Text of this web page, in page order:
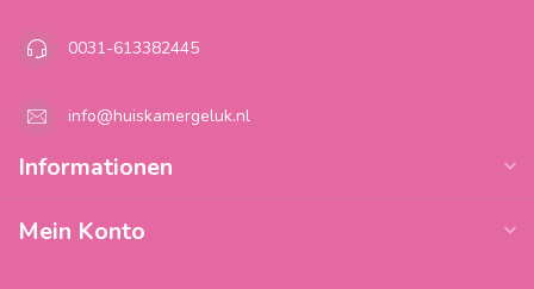
0031-613382445
info@huiskamergeluk.nl
Informationen
Mein Konto